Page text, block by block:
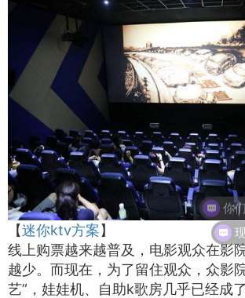
【迷你ktv方案】
线上购票越来越普及，电影观众在影
越少。而现在，为了留住观众，众影
艺”，娃娃机、自助k歌房几乎已经成
你